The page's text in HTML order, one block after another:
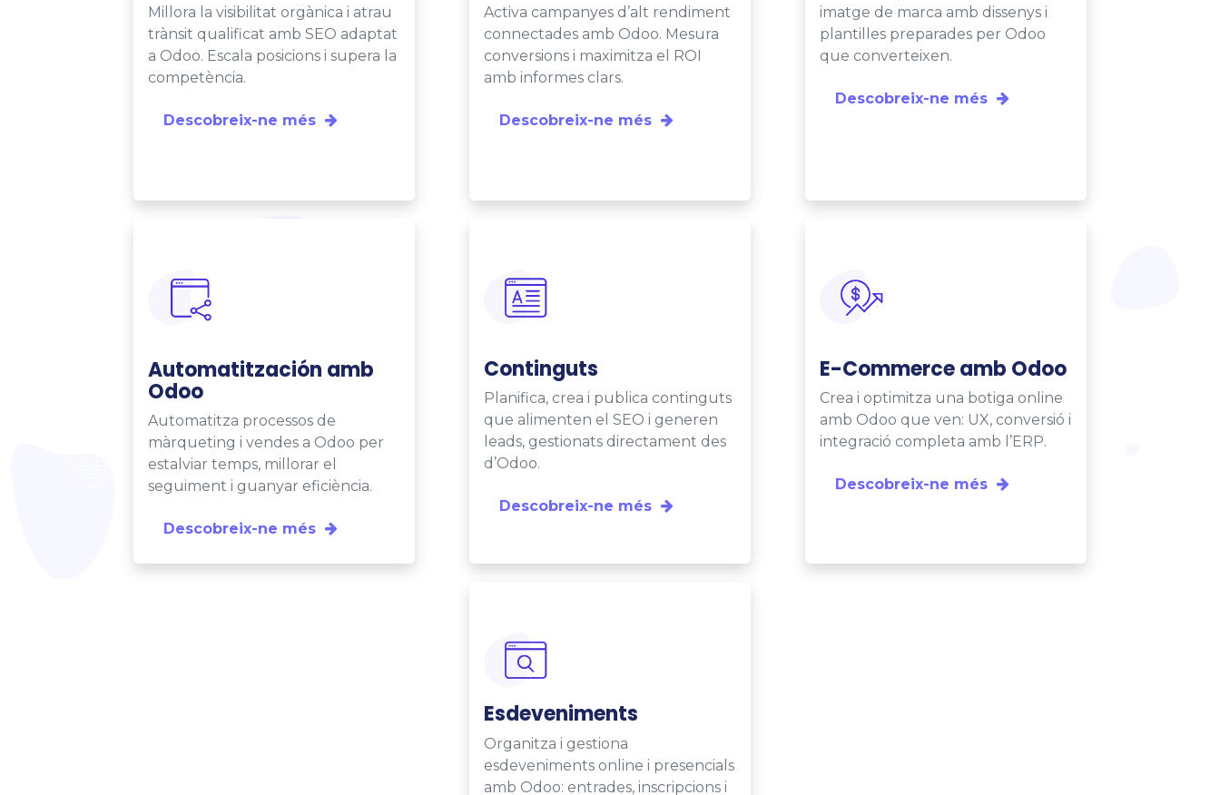
Automatitzación amb
Odoo
Automatitza processos de
màrqueting i vendes a Odoo per
estalviar temps, millorar el
seguiment i guanyar eficiència.
Descobreix-ne més
Continguts
Planifica, crea i publica continguts
que alimenten el SEO i generen
leads, gestionats directament des
d’Odoo.
Descobreix-ne més
E-Commerce amb Odoo
Crea i optimitza una botiga online
amb Odoo que ven: UX, conversió i
integració completa amb l’ERP.
Descobreix-ne més
Activa campanyes d’alt rendiment
connectades amb Odoo. Mesura
conversions i maximitza el ROI
amb informes clars.
Descobreix-ne més
imatge de marca amb dissenys i
plantilles preparades per Odoo
que converteixen.
Descobreix-ne més
Millora la visibilitat orgànica i atrau
trànsit qualificat amb SEO adaptat
a Odoo. Escala posicions i supera la
competència.
Descobreix-ne més
Esdeveniments
Organitza i gestiona
esdeveniments online i presencials
amb Odoo: entrades, inscripcions i